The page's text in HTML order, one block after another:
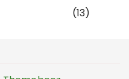
(13)